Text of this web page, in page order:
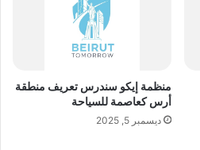
منظمة إيكو سندرس تعريف منطقة
أرس كعاصمة للسياحة
ديسمبر 5, 2025